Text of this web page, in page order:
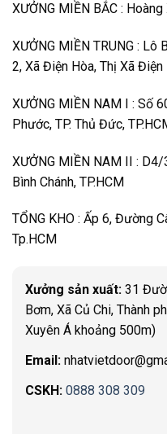
XƯỞNG MIỀN BẮC :
XƯỞNG MIỀN TRUNG : Lô
2, Xã Điện Hòa, Thị Xã Điện
XƯỞNG MIỀN NAM I : Số
Phước, TP. Thủ Đức,
XƯỞNG MIỀN NAM II :
Bình Chánh, TP.HCM
TỔNG KHO : Ấp 6, Đường
Tp.HCM
Xưởng sản xuất: 31
Bơm, Xã Củ Chi, Thành
Xuyên Á khoảng 500m)
Email:
CSKH: 0888 308 309